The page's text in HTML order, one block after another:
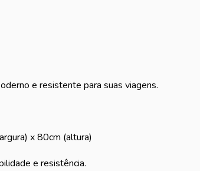
e resistente para suas viagens.
x 80cm (altura)
e resistência.